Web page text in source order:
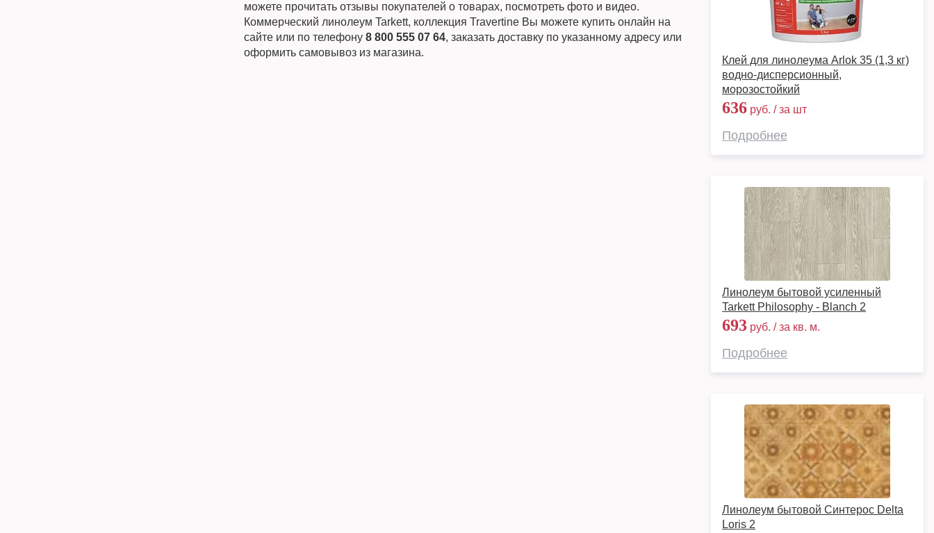
можете прочитать отзывы покупателей о товарах, посмотреть фото и видео.
Коммерческий линолеум Tarkett, коллекция Travertine Вы можете купить онлайн на
сайте или по телефону 8 800 555 07 64, заказать доставку по указанному адресу или
оформить самовывоз из магазина.
Клей для линолеума Arlok 35 (1,3 кг)
водно-дисперсионный,
морозостойкий
636 руб. / за шт
Подробнее
Линолеум бытовой усиленный
Tarkett Philosophy - Blanch 2
693 руб. / за кв. м.
Подробнее
Линолеум бытовой Синтерос Delta
Loris 2